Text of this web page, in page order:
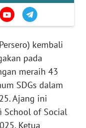
kembali
pada
meraih 43
SDGs dalam
Ajang ini
School of Social
Ketua